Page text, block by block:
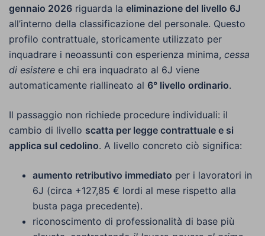
gennaio 2026 riguarda la eliminazione del livello 6J
all’interno della classificazione del personale. Questo
profilo contrattuale, storicamente utilizzato per
inquadrare i neoassunti con esperienza minima, cessa
di esistere e chi era inquadrato al 6J viene
automaticamente riallineato al 6° livello ordinario.
Il passaggio non richiede procedure individuali: il
cambio di livello scatta per legge contrattuale e si
applica sul cedolino. A livello concreto ciò significa:
aumento retributivo immediato per i lavoratori in
6J (circa +127,85 € lordi al mese rispetto alla
busta paga precedente).
riconoscimento di professionalità di base più